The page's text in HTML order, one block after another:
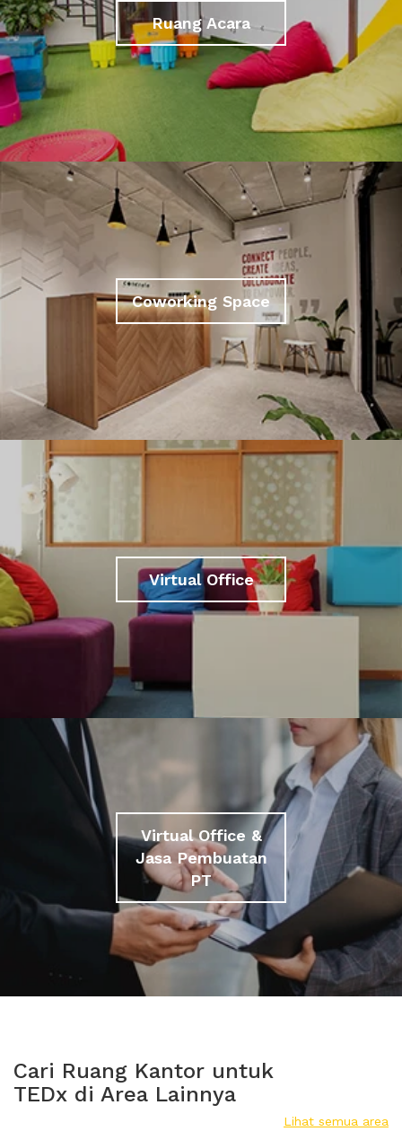
Ruang Acara
Coworking Space
Virtual Office
Virtual Office &
Jasa Pembuatan
PT
Cari Ruang Kantor untuk
TEDx di Area Lainnya
Lihat semua area